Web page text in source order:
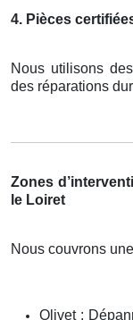
4. Pièces
Nous utilisons
des réparations
Zones
le Loiret
Nous couvrons
Olivet :